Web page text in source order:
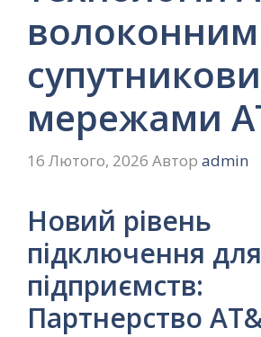
мережами
16 Лютого, 2026 Автор admin
Новий рівень
підключення для
підприємств:
Партнерство